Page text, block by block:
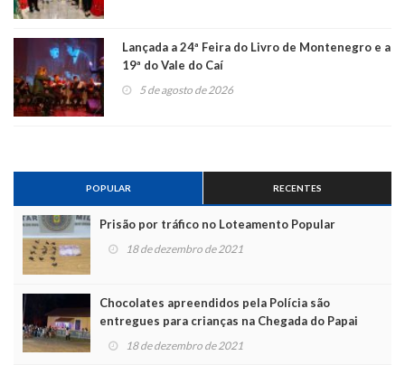
Lançada a 24ª Feira do Livro de Montenegro e a
19ª do Vale do Caí
5 de agosto de 2026
POPULAR RECENTES
Prisão por tráfico no Loteamento Popular
18 de dezembro de 2021
Chocolates apreendidos pela Polícia são
entregues para crianças na Chegada do Papai
Noel
18 de dezembro de 2021